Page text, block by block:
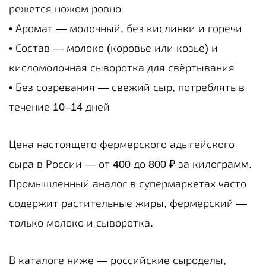
режется ножом ровно
• Аромат — молочный, без кислинки и горечи
• Состав — молоко (коровье или козье) и
кисломолочная сыворотка для свёртывания
• Без созревания — свежий сыр, потреблять в
течение 10–14 дней
Цена настоящего фермерского адыгейского
сыра в России — от 400 до 800 ₽ за килограмм.
Промышленный аналог в супермаркетах часто
содержит растительные жиры, фермерский —
только молоко и сыворотка.
В каталоге ниже — российские сыроделы,